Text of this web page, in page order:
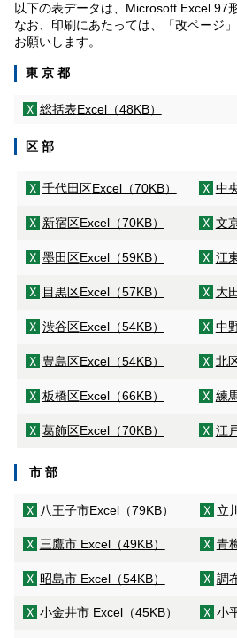
以下の表データは、Microsoft Excel 97
なお、印刷にあたっては、「改ページ
お願いします。
東 京 都
総括表Excel（48KB）
区 部
千代田区Excel（70KB） 中
新宿区Excel（70KB） 文
墨田区Excel（59KB） 江
目黒区Excel（57KB） 大
渋谷区Excel（54KB） 中
豊島区Excel（54KB） 北
板橋区Excel（66KB） 練
葛飾区Excel（70KB） 江
市 部
八王子市Excel（79KB） 立
三鷹市 Excel（49KB） 青
昭島市 Excel（54KB） 調
小金井市 Excel（45KB） 小